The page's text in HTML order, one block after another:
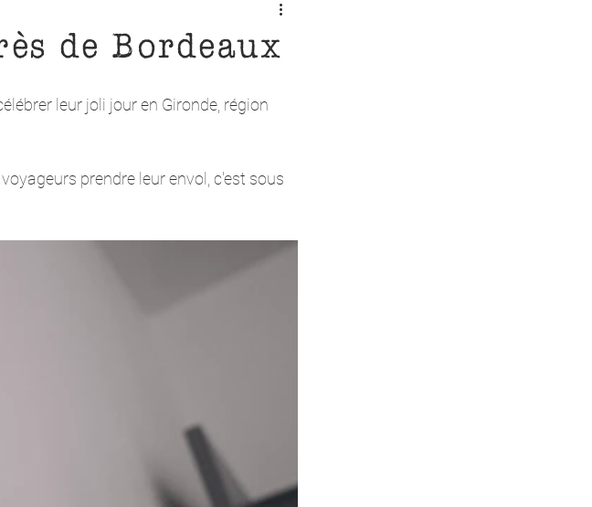
de Bordeaux
leur joli jour en Gironde, région
prendre leur envol, c'est sous